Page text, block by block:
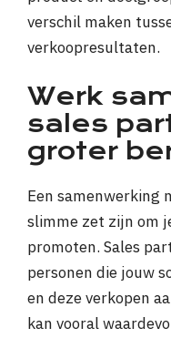
verschil maken
verkoopresultaten.
Werk
sales
groter
Een samenwerking
slimme zet zijn om
promoten. Sales
personen die jouw
en deze verkopen
kan vooral